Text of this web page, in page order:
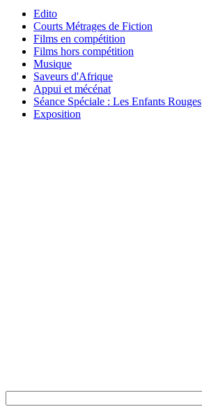
Edito
Courts Métrages de Fiction
Films en compétition
Films hors compétition
Musique
Saveurs d'Afrique
Appui et mécénat
Séance Spéciale : Les Enfants Rouges
Exposition